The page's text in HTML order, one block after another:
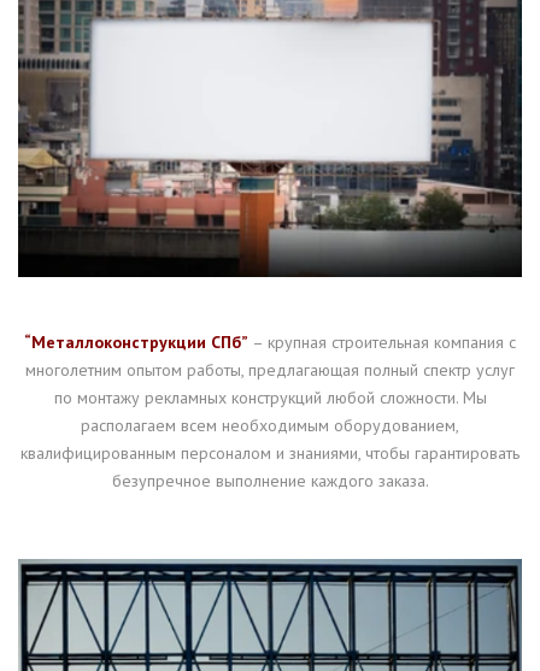
“Металлоконструкции СПб” – крупная строительная компания с
многолетним опытом работы, предлагающая полный спектр услуг
по монтажу рекламных конструкций любой сложности. Мы
располагаем всем необходимым оборудованием,
квалифицированным персоналом и знаниями, чтобы гарантировать
безупречное выполнение каждого заказа.